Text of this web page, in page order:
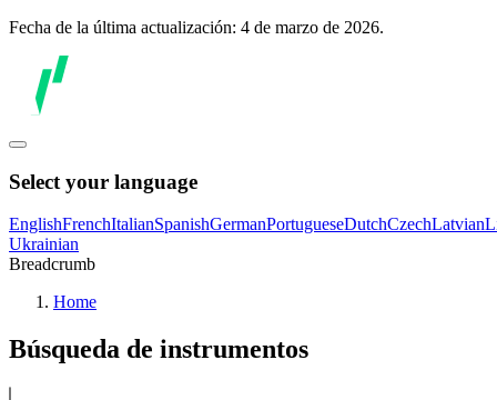
Fecha de la última actualización: 4 de marzo de 2026.
Select your language
EnglishFrenchItalianSpanishGermanPortugueseDutchCzechLatvian
Ukrainian
Breadcrumb
Home
Búsqueda de instrumentos